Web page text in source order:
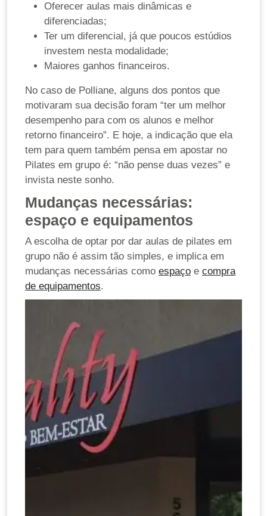
Oferecer aulas mais dinâmicas e
diferenciadas;
Ter um diferencial, já que poucos estúdios
investem nesta modalidade;
Maiores ganhos financeiros.
No caso de Polliane, alguns dos pontos que
motivaram sua decisão foram “ter um melhor
desempenho para com os alunos e melhor
retorno financeiro”. E hoje, a indicação que ela
tem para quem também pensa em apostar no
Pilates em grupo é: “não pense duas vezes” e
invista neste sonho.
Mudanças necessárias:
espaço e equipamentos
A escolha de optar por dar aulas de pilates em
grupo não é assim tão simples, e implica em
mudanças necessárias como espaço e compra
de equipamentos.